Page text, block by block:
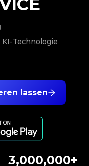
3,000,000+
lassen
Technologie